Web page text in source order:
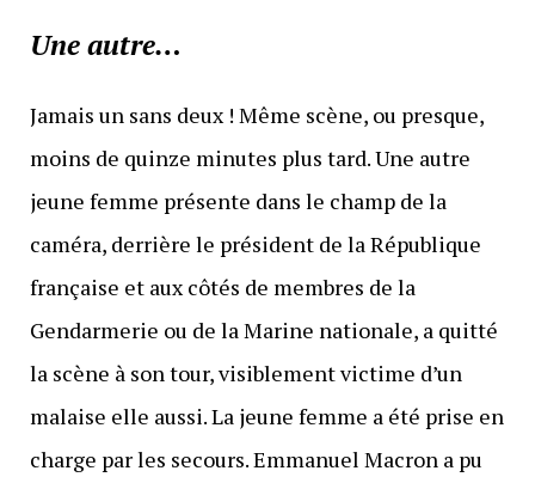
Une autre…
Jamais un sans deux ! Même scène, ou presque,
moins de quinze minutes plus tard. Une autre
jeune femme présente dans le champ de la
caméra, derrière le président de la République
française et aux côtés de membres de la
Gendarmerie ou de la Marine nationale, a quitté
la scène à son tour, visiblement victime d’un
malaise elle aussi. La jeune femme a été prise en
charge par les secours. Emmanuel Macron a pu